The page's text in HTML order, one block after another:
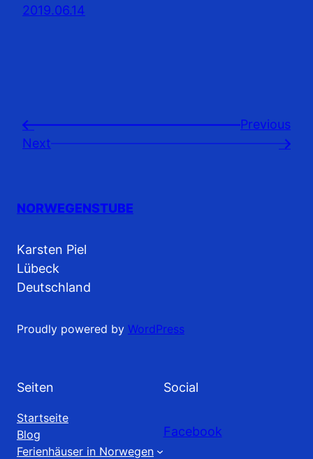
2019.06.14
←
Previousㅤ
Next
→
NORWEGENSTUBE
Karsten Piel
Lübeck
Deutschland
Proudly powered by WordPress
Seiten
Startseite
Blog
Ferienhäuser in Norwegen
Social
Facebook